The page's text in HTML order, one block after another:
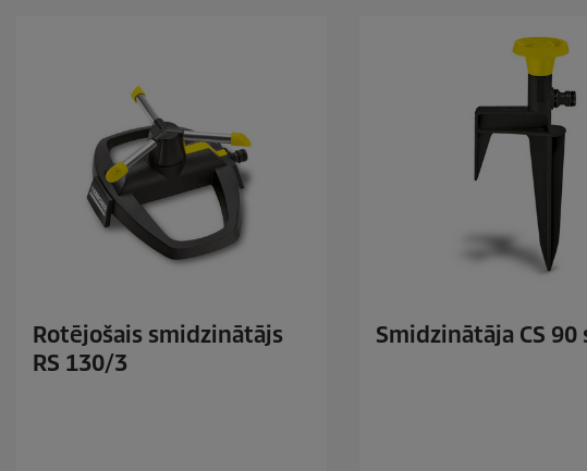
Rotējošais smidzinātājs
RS 130/3
Smidzinātāja CS 90